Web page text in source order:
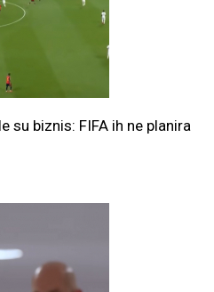
su biznis: FIFA ih ne planira